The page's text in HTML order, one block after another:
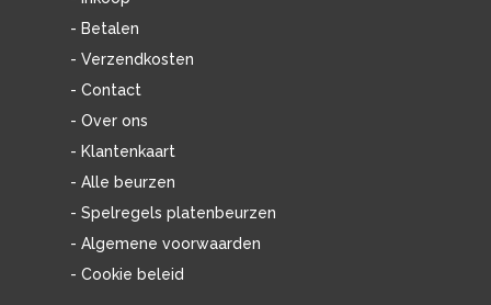
- Betalen
- Verzendkosten
- Contact
- Over ons
- Klantenkaart
- Alle beurzen
- Spelregels platenbeurzen
- Algemene voorwaarden
- Cookie beleid